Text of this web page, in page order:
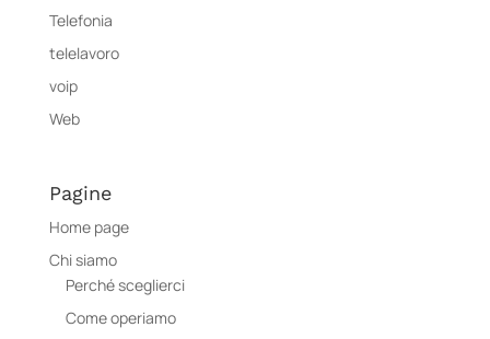
Telefonia
telelavoro
voip
Web
Pagine
Home page
Chi siamo
Perché sceglierci
Come operiamo